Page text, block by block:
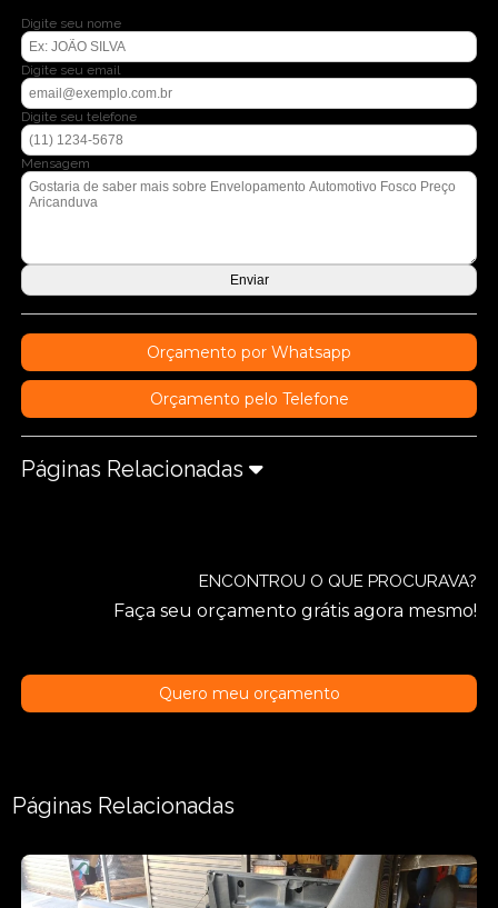
Digite seu nome
Digite seu email
Digite seu telefone
Mensagem
Orçamento por Whatsapp
Orçamento pelo Telefone
Páginas Relacionadas
ENCONTROU O QUE PROCURAVA?
Faça seu orçamento grátis agora mesmo!
Quero meu orçamento
Páginas Relacionadas